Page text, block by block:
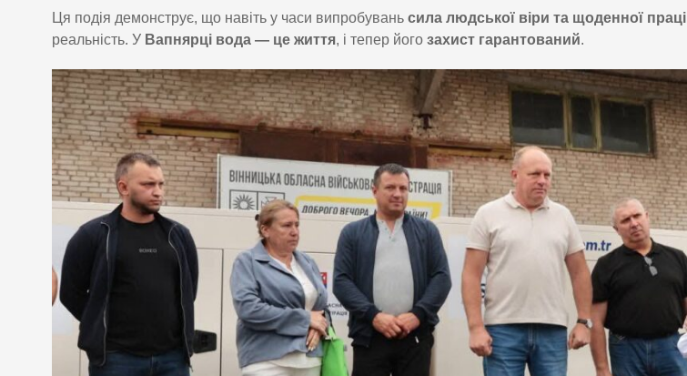
Ця подія демонструє, що навіть у часи випробувань сила людської віри та щоденної праці
реальність. У Вапнярці вода — це життя, і тепер його захист гарантований.